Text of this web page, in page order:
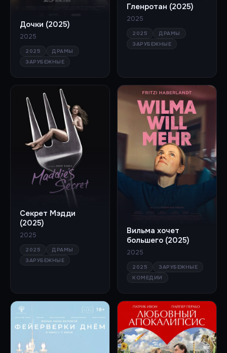
Дочки (2025)
2025
2025
ДРАМЫ
ЗАРУБЕЖНЫЕ
Гленротан (2025)
2025
2025
ДРАМЫ
ЗАРУБЕЖНЫЕ
Секрет Мэдди
(2025)
2025
2025
ДРАМЫ
ЗАРУБЕЖНЫЕ
Вильма хочет
большего (2025)
2025
2025
ЗАРУБЕЖНЫЕ
КОМЕДИИ